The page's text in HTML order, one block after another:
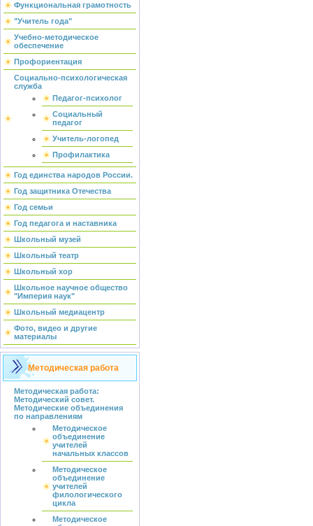
Функциональная грамотность
"Учитель года"
Учебно-методическое
обеспечение
Профориентация
Социально-психологическая
служба
Педагог-психолог
Социальный
педагог
Учитель-логопед
Профилактика
Год единства народов России.
Год защитника Отечества
Год семьи
Год педагога и наставника
Школьный музей
Школьный театр
Школьный хор
Школьное научное общество
"Империя наук"
Школьный медиацентр
Фото, видео и другие
материалы
Методическая работа
Методическая работа:
Методический совет.
Методические объединения
по направлениям
Методическое
объединение
учителей
начальных классов
Методическое
объединение
учителей
филологического
цикла
Методическое